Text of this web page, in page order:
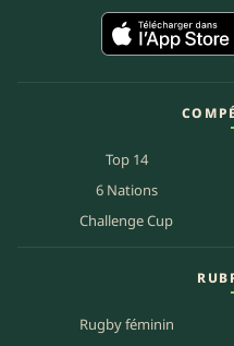
Top 14
6 Nations
Challenge Cup
Rugby féminin